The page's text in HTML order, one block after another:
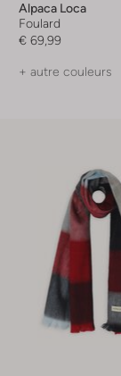
Alpaca Loca
Foulard
€ 69,99
+ autre couleurs